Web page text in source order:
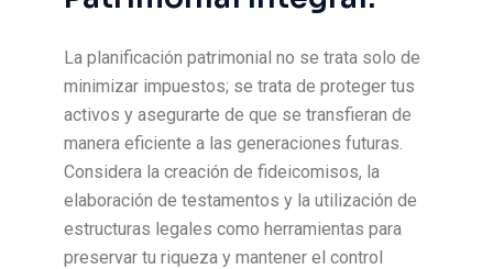
La planificación patrimonial no se trata solo de
minimizar impuestos; se trata de proteger tus
activos y asegurarte de que se transfieran de
manera eficiente a las generaciones futuras.
Considera la creación de fideicomisos, la
elaboración de testamentos y la utilización de
estructuras legales como herramientas para
preservar tu riqueza y mantener el control